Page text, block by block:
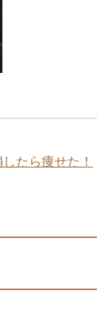
たら痩せた！